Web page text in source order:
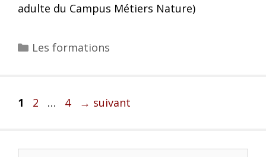
adulte du Campus Métiers Nature)
Les formations
1 2 … 4 → suivant